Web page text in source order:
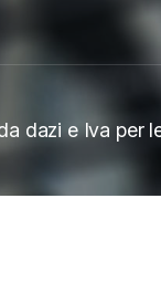
dazi e Iva per